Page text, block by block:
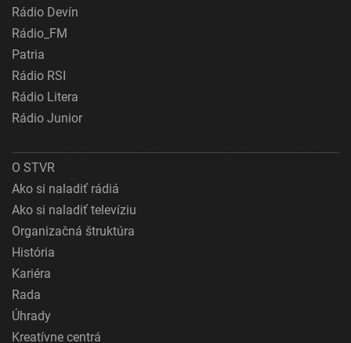
Rádio Devín
Rádio_FM
Patria
Rádio RSI
Rádio Litera
Rádio Junior
O STVR
Ako si naladiť rádiá
Ako si naladiť televíziu
Organizačná štruktúra
História
Kariéra
Rada
Úhrady
Kreatívne centrá